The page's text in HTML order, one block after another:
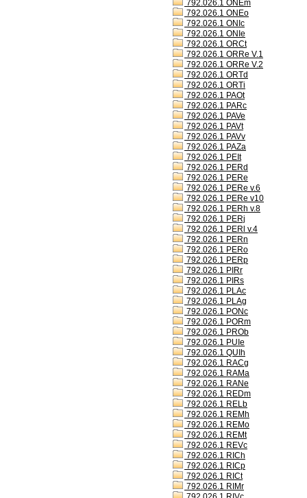
792.026.1 ONEm
792.026.1 ONEo
792.026.1 ONIc
792.026.1 ONIe
792.026.1 ORCt
792.026.1 ORRe V.1
792.026.1 ORRe V.2
792.026.1 ORTd
792.026.1 ORTi
792.026.1 PAOt
792.026.1 PARc
792.026.1 PAVe
792.026.1 PAVt
792.026.1 PAVv
792.026.1 PAZa
792.026.1 PEIt
792.026.1 PERd
792.026.1 PERe
792.026.1 PERe v.6
792.026.1 PERe v10
792.026.1 PERh v.8
792.026.1 PERj
792.026.1 PERl v.4
792.026.1 PERn
792.026.1 PERo
792.026.1 PERp
792.026.1 PIRr
792.026.1 PIRs
792.026.1 PLAc
792.026.1 PLAg
792.026.1 PONc
792.026.1 PORm
792.026.1 PROb
792.026.1 PUIe
792.026.1 QUIh
792.026.1 RACg
792.026.1 RAMa
792.026.1 RANe
792.026.1 REDm
792.026.1 RELb
792.026.1 REMh
792.026.1 REMo
792.026.1 REMt
792.026.1 REVc
792.026.1 RICh
792.026.1 RICp
792.026.1 RICt
792.026.1 RIMr